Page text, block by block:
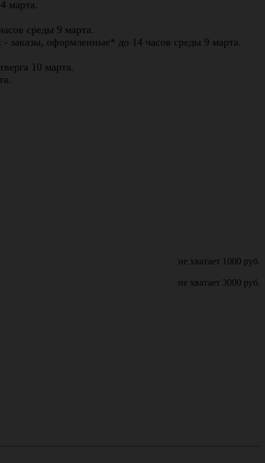
4 марта.
среды 9 марта.
заказы, оформленные* до 14 часов среды 9 марта.
10 марта.
не хватает 1000 руб.
не хватает 3000 руб.